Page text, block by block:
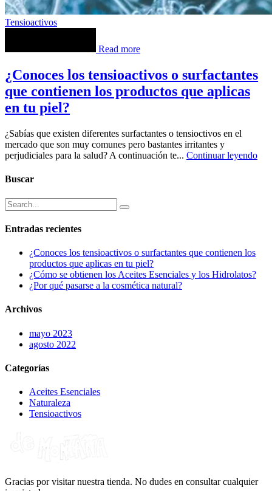
Tensioactivos
Read more
¿Conoces los tensioactivos o surfactantes
que contienen los productos que aplicas
en tu piel?
¿Sabías que existen diferentes surfactantes o tensioctivos en el
mercado que son muy comunes pero bastantes irritantes y
perjudiciales para la salud? A continuación te... Continuar leyendo
Buscar
Search
Entradas recientes
¿Conoces los tensioactivos o surfactantes que contienen los
productos que aplicas en tu piel?
¿Cómo se obtienen los Aceites Esenciales y los Hidrolatos?
¿Por qué pasarse a la cosmética natural?
Archivos
mayo 2023
agosto 2022
Categorías
Aceites Esenciales
Naturaleza
Tensioactivos
Gracias por visitar nuestra tienda. No dudes en consultar cualquier